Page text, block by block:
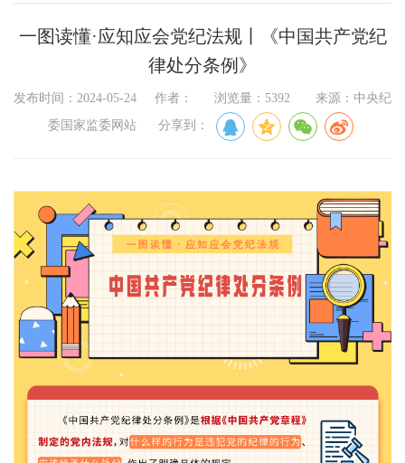
一图读懂·应知应会党纪法规丨《中国共产党纪
律处分条例》
发布时间：2024-05-24 作者： 浏览量：5392 来源：中央纪
委国家监委网站 分享到：